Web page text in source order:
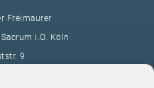
Freimaurer
i.O. Köln
9